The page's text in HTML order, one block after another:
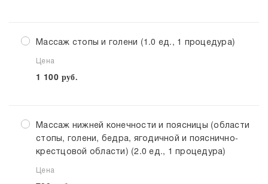
Массаж стопы и голени (1.0 ед., 1 процедура)
Цена
1 100 руб.
Массаж нижней конечности и поясницы (области
стопы, голени, бедра, ягодичной и пояснично-
крестцовой области) (2.0 ед., 1 процедура)
Цена